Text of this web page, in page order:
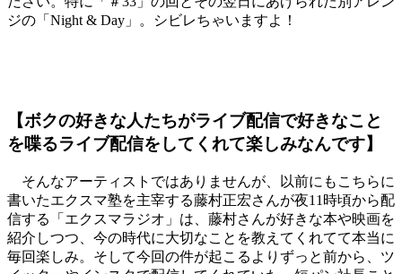
ジの「Night & Day」。シビレちゃいますよ！
【ボクの好きな人たちがライブ配信で好きなこと
を喋るライブ配信をしてくれて楽しみなんです】
そんなアーティストではありませんが、以前にもこちらに
書いたエクスマ塾を主宰する藤村正宏さんが夜11時頃から配
信する「エクスマラジオ」は、藤村さんが好きな本や映画を
紹介しつつ、今の時代に大切なことを教えてくれてて本当に
毎回楽しみ。そして今回の件が起こるよりずっと前から、ツ